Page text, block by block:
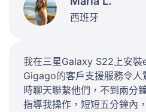
西班牙
我在三星Galaxy S22上安裝
Gigago的客戶支援服務令人
時聊天聯繫他們，不到兩分
指導我操作，短短五分鐘內